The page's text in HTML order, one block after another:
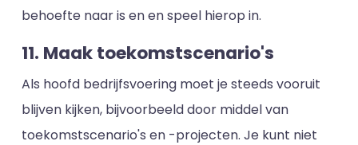
behoefte naar is en en speel hierop in.
11. Maak toekomstscenario's
Als hoofd bedrijfsvoering moet je steeds vooruit
blijven kijken, bijvoorbeeld door middel van
toekomstscenario's en -projecten. Je kunt niet